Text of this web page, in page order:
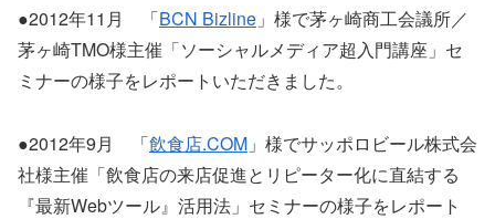
●2012年11月 「BCN Bizline 」様で茅ヶ崎商工会議所／
茅ヶ崎TMO様主催「ソーシャルメディア超入門講座」セ
ミナーの様子をレポートいただきました。
●2012年9月 「飲食店.COM 」様でサッポロビール株式会
社様主催「飲食店の来店促進とリピーター化に直結する
『最新Webツール』活用法」セミナーの様子をレポート